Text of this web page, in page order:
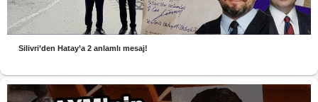
Silivri’den Hatay’a 2 anlamlı mesaj!